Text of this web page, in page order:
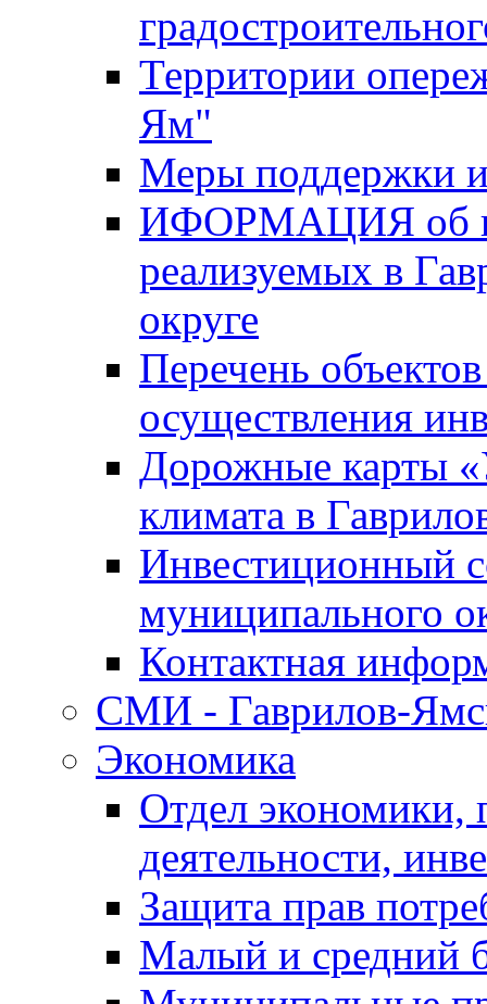
Территории
Ям"
Меры поддержки
ИФОРМАЦИЯ об
реализуемых в
округе
Перечень
осуществления
Дорожные карты
климата в
Инвестиционный
муниципального
Контактная
СМИ - Гаврилов-
Экономика
Отдел экономики,
деятельности,
Защита прав
Малый и средний